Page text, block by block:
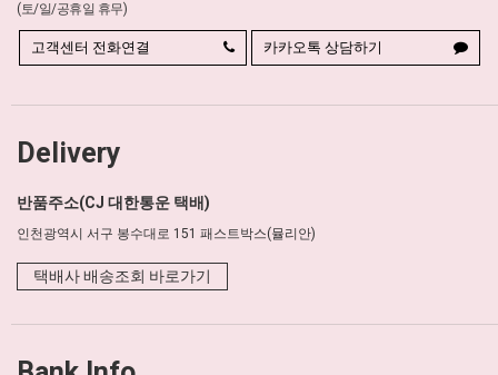
(토/일/공휴일 휴무)
고객센터 전화연결 카카오톡 상담하기
Delivery
반품주소(CJ 대한통운 택배)
인천광역시 서구 봉수대로 151 패스트박스(뮬리안)
택배사 배송조회 바로가기